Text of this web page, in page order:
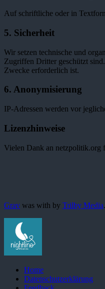
Auf schriftliche oder in
5. Sicherheit
Wir setzen technische und
Zugriffen Dritter geschützt
Zwecke erforderlich ist.
6. Anonymisierung
IP-Adressen werden vor
Lizenzhinweise
Vielen Dank an netzpolitik.org
Grav was with by Trilby Media.
Home
Datenschutzerklärung